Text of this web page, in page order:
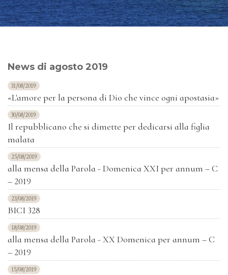
News di agosto 2019
31/08/2019
«L'amore per la persona di Dio che vince ogni apostasia»
30/08/2019
Il repubblicano che si dimette per dedicarsi alla figlia
malata
25/08/2019
alla mensa della Parola - Domenica XXI per annum – C
– 2019
23/08/2019
BICI 328
18/08/2019
alla mensa della Parola - XX Domenica per annum – C
– 2019
15/08/2019